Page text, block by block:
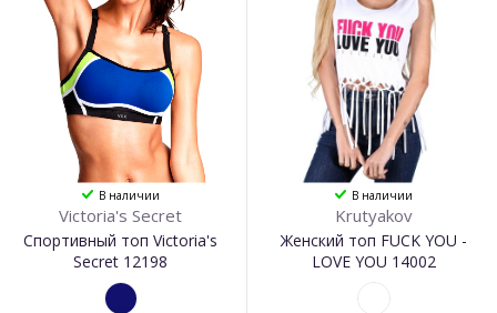
В наличии
Victoria's Secret
Спортивный топ Victoria's
Secret 12198
В наличии
Krutyakov
Женский топ FUCK YOU -
LOVE YOU 14002